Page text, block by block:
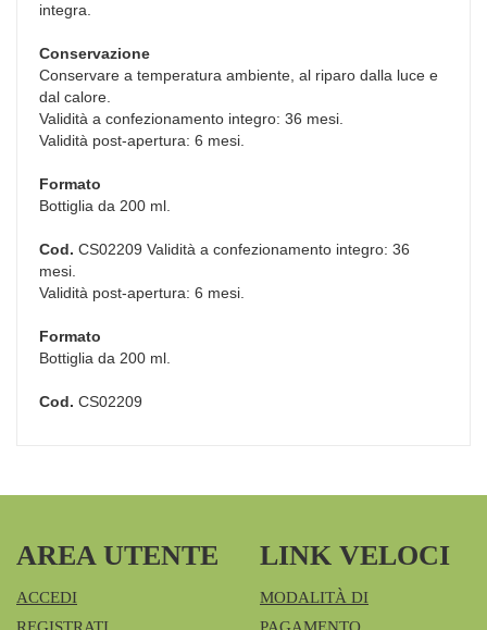
integra.
Conservazione
Conservare a temperatura ambiente, al riparo dalla luce e
dal calore.
Validità a confezionamento integro: 36 mesi.
Validità post-apertura: 6 mesi.
Formato
Bottiglia da 200 ml.
Cod. CS02209 Validità a confezionamento integro: 36
mesi.
Validità post-apertura: 6 mesi.
Formato
Bottiglia da 200 ml.
Cod. CS02209
AREA UTENTE
ACCEDI
LINK VELOCI
MODALITÀ DI